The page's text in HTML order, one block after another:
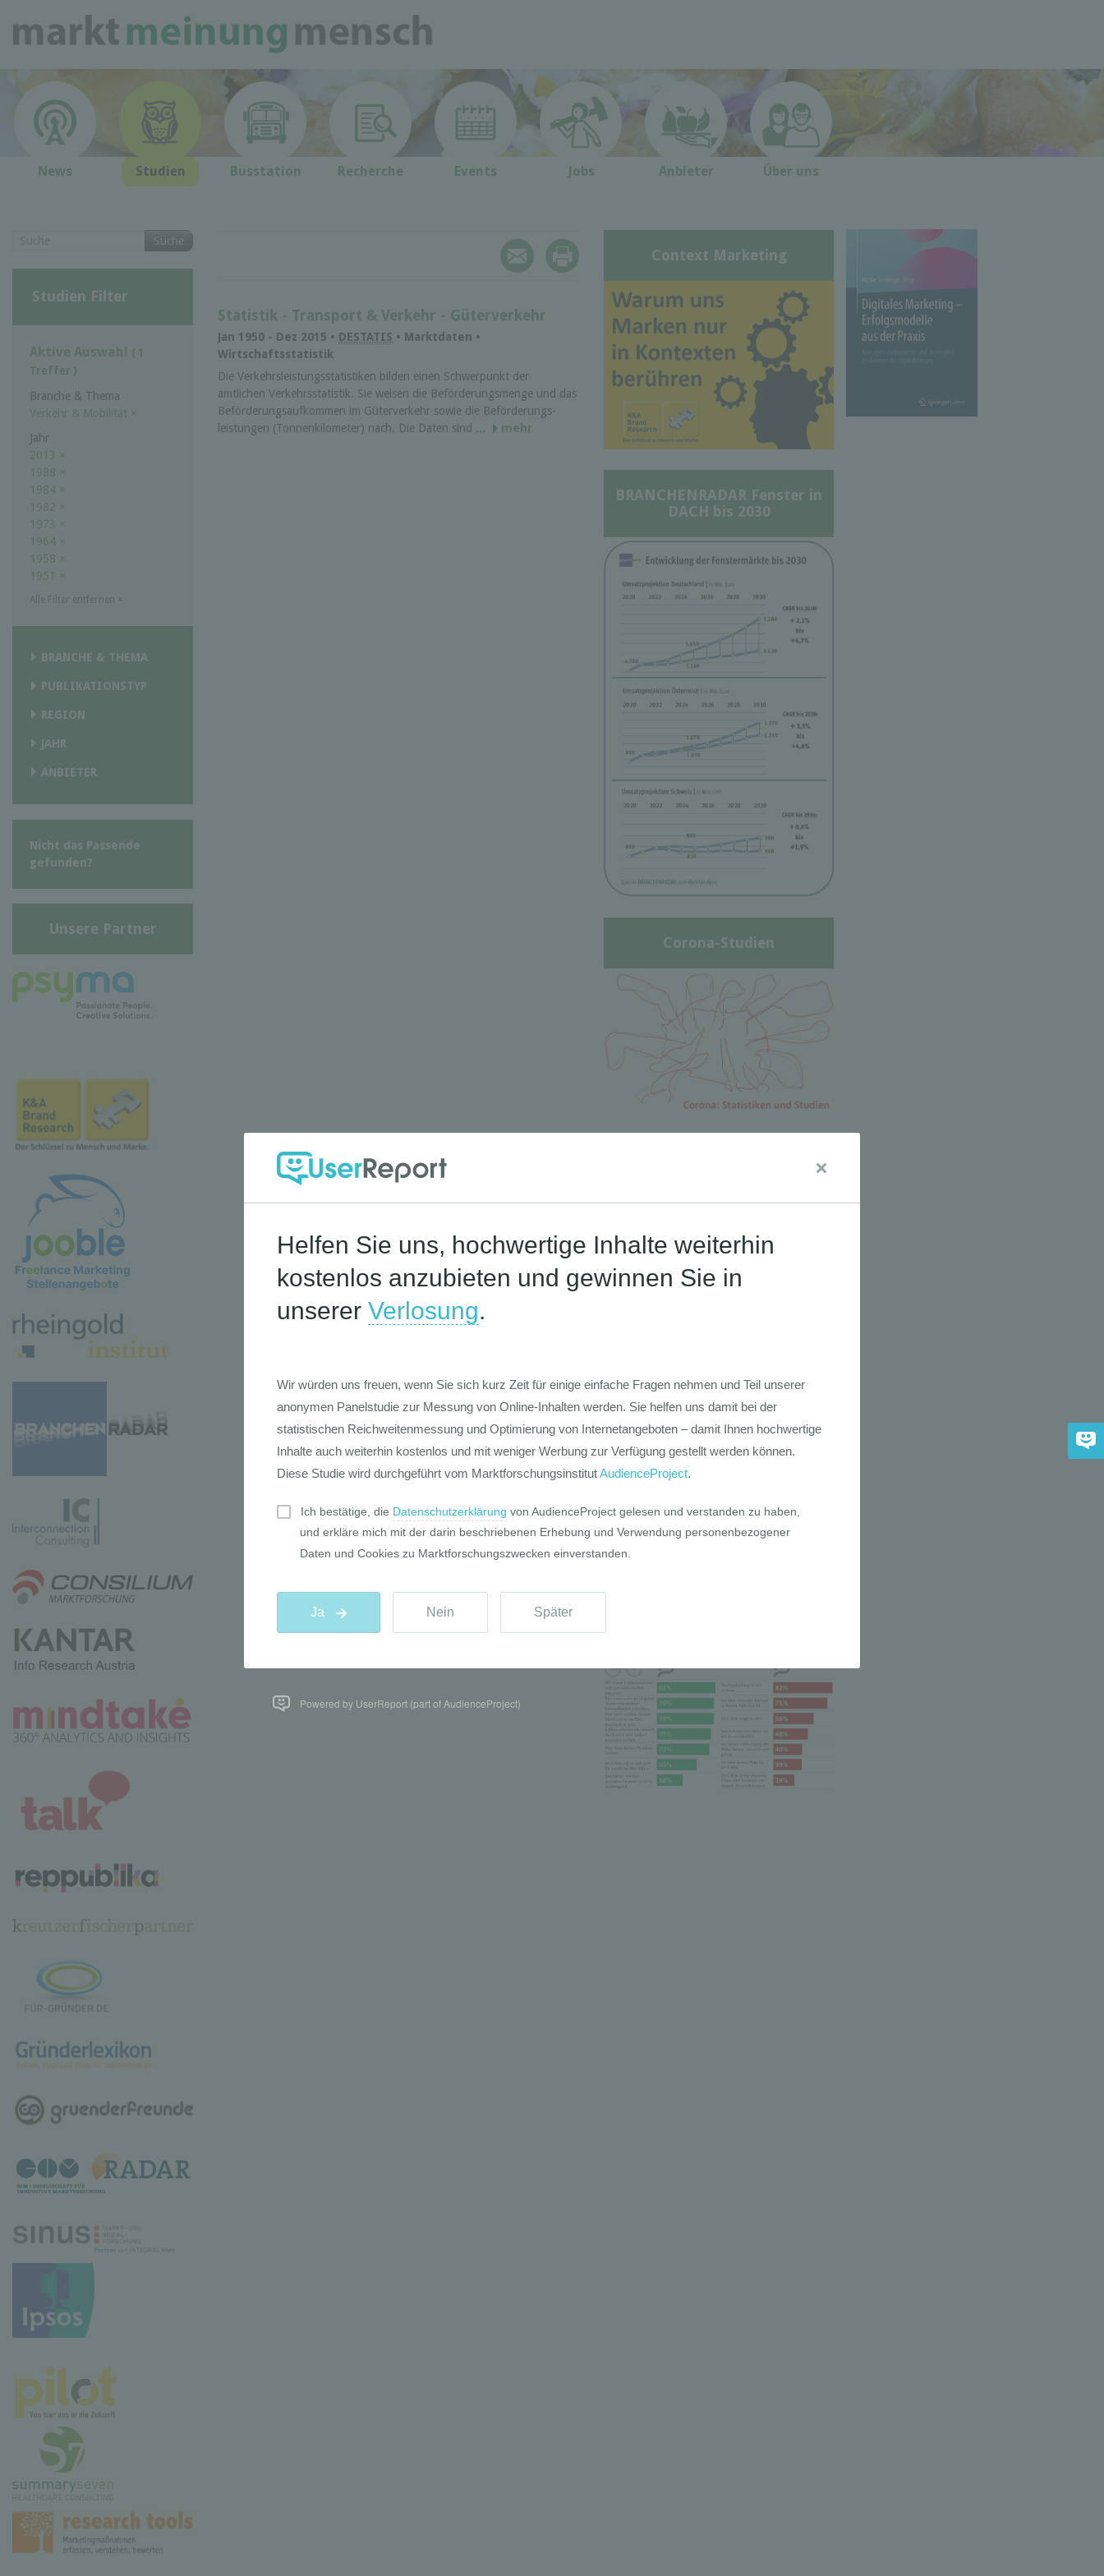
News Studien Busstation Recherche Events Jobs Anbieter Über uns
Statistik - Transport & Verkehr - Güterverkehr
Jan 1950 - Dez 2015 • DESTATIS • Marktdaten •
Wirtschaftsstatistik
Die Verkehrs­leistungs­statistiken bilden einen Schwer­punkt der
amtlichen Verkehrs­statistik. Sie weisen die Beförderungs­menge und das
Beförderungs­aufkommen im Güterverkehr sowie die Beförderungs­
leistungen (Tonnen­kilometer) nach. Die Daten sind ...
mehr
Suche
Studien Filter
Aktive Auswahl ( 1
Treffer )
Branche & Thema
Verkehr & Mobilität ×
Jahr
2013 ×
1988 ×
1984 ×
1982 ×
1973 ×
1964 ×
1958 ×
1951
×
BRANCHE & THEMA
PUBLIKATIONSTYP
REGION
JAHR
ANBIETER
Nicht das Passende
gefunden?
Unsere Partner
Context Marketing
BRANCHENRADAR Fenster in
DACH bis 2030
Corona-Studien
Die GIM Fahrradfahrer-
Typologie
Powered by UserReport (part of AudienceProject)